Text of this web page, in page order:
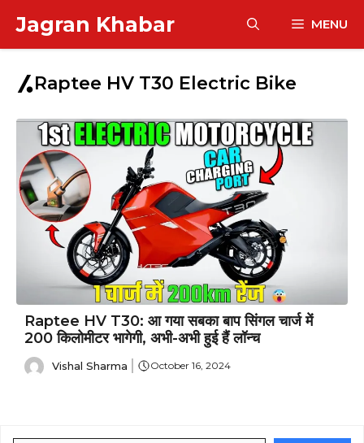
content
Jagran Khabar MENU
Raptee HV T30 Electric Bike
Raptee HV T30: आ गया सबका बाप सिंगल चार्ज में
200 किलोमीटर भागेगी, अभी-अभी हुई हैं लॉन्च
Vishal Sharma October 16, 2024